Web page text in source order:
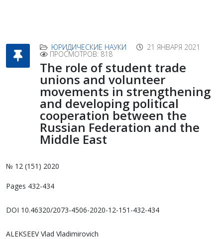
ЮРИДИЧЕСКИЕ НАУКИ 21 ЯНВАРЯ 2021
ПРОСМОТРОВ: 818
The role of student trade
unions and volunteer
movements in strengthening
and developing political
cooperation between the
Russian Federation and the
Middle East
№ 12 (151) 2020
Pages 432-434
DOI 10.46320/2073-4506-2020-12-151-432-434
ALEKSEEV Vlad Vladimirovich